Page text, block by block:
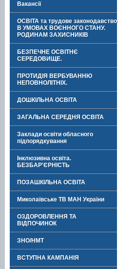
Вакансії
ОСВІТА та трудове законодавство
В УМОВАХ ВОЄННОГО СТАНУ.
РОДИНАМ ЗАХИСНИКІВ
БЕЗПЕЧНЕ ОСВІТНЄ
СЕРЕДОВИЩЕ.
ПРОТИДІЯ ВЕРБУВАННЮ
НЕПОВНОЛІТНІХ.
ДОШКІЛЬНА ОСВІТА
ЗАГАЛЬНА СЕРЕДНЯ ОСВІТА
Заклади освіти обласного
підпорядкування
Інклюзивна освіта.
БЕЗБАР'ЄРНІСТЬ
ПОЗАШКІЛЬНА ОСВІТА
Миколаївське ТВ МАН України
ОЗДОРОВЛЕННЯ ТА
ВІДПОЧИНОК
ЗНО/НМТ
ВСТУПНА КАМПАНІЯ